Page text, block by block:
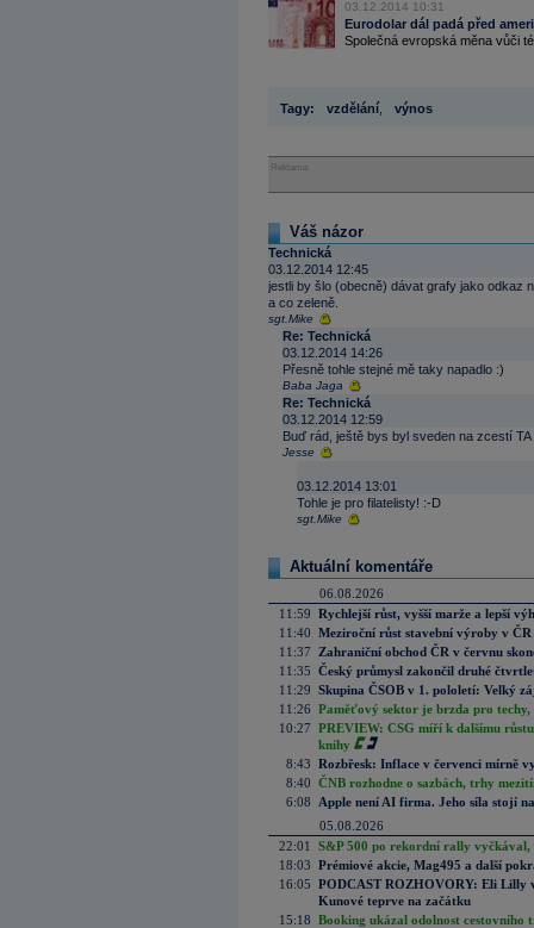
03.12.2014 10:31
Eurodolar dál padá před
Společná evropská měna vůči
Tagy: vzdělání výnos
Reklama
Váš názor
Technická
03.12.2014 12:45
jestli by šlo (obecně) dávat grafy jako odkaz
a co zeleně.
sgt.Mike
Re: Technická
03.12.2014 14:26
Přesně tohle stejné mě taky napadlo :)
Baba Jaga
Re: Technická
03.12.2014 12:59
Buď rád, ještě bys byl sveden na zcestí TA
Jesse
03.12.2014 13:01
Tohle je pro filatelisty! :-D
sgt.Mike
Aktuální komentáře
06.08.2026
11:59 Rychlejší růst, vyšší marže a lepší
11:40 Meziroční růst stavební výroby v
11:37
Zahraniční obchod ČR v červnu
11:35 Český průmysl zakončil druhé
11:29 Skupina ČSOB v 1. pololetí: Velký
11:26 Paměťový sektor je brzda pro techy,
10:27 PREVIEW: CSG míří k dalšímu
knihy
8:43 Rozbřesk: Inflace v červenci mírně
8:40 ČNB rozhodne o sazbách, trhy
6:08
Apple není AI firma. Jeho síla stojí
05.08.2026
22:01
S&P 500 po rekordní rally vyčkával,
18:03 Prémiové akcie, Mag495 a další
16:05 PODCAST ROZHOVORY: Eli Lilly
Kunové teprve na začátku
15:18 Booking ukázal odolnost cestovního